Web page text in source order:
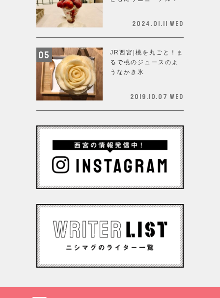
2024.01.11 Wed
JR西宮|桃を丸ごと！ま
るで桃のジュースのよ
うなかき氷
2019.10.07 Wed